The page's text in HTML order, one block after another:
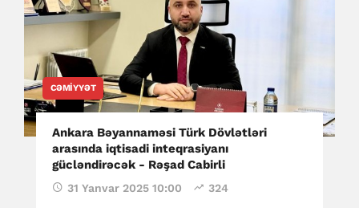
CƏMIYYƏT
Ankara Bəyannaməsi Türk Dövlətləri
arasında iqtisadi inteqrasiyanı
gücləndirəcək - Rəşad Cabirli
31 Yanvar 2025 10:00 324